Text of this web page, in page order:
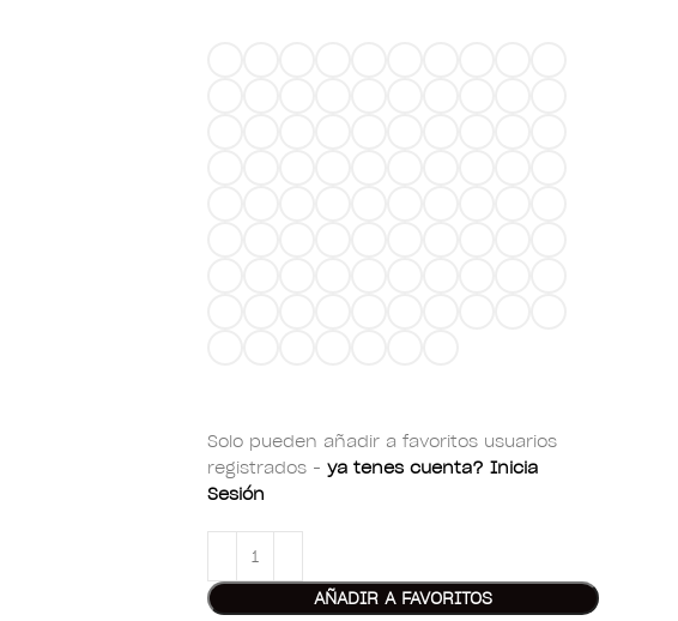
Solo pueden añadir a favoritos usuarios
registrados - ya tenes cuenta? Inicia
Sesión
AÑADIR A FAVORITOS